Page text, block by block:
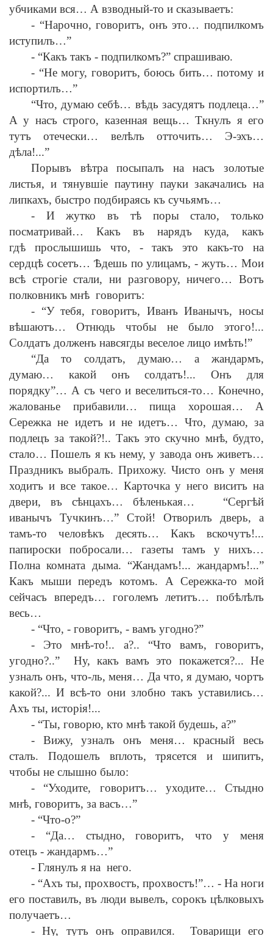
убчиками вся… А взводный-то и сказываетъ:
- “Нарочно, говоритъ, онъ это… подпилкомъ
иступилъ…”
- “Какъ такъ - подпилкомъ?” спрашиваю.
- “Не могу, говоритъ, боюсь бить… потому и
испортилъ…”
“Что, думаю себѣ… вѣдь засудятъ подлеца…”
А у насъ строго, казенная вещь… Ткнулъ я его
тутъ отечески… велѣлъ отточить… Э-эхъ…
дѣла!...”
Порывъ вѣтра посыпалъ на насъ золотые
листья, и тянувшiе паутину пауки закачались на
липкахъ, быстро подбираясь къ сучьямъ…
- И жутко въ тѣпоры стало, только
посматривай… Какъ въ нарядъ куда, какъ
гдѣ прослышишь что, -такъ это какъ-то на
сердцѣ сосетъ… Ѣдешь по улицамъ,- жуть… Мои
всѣ строгiе стали, ни разговору, ничего… Вотъ
полковникъ мнѣ говоритъ:
- “У тебя, говоритъ, Иванъ Иванычъ, носы
вѣшаютъ… Отнюдь чтобы не было этого!...
Солдатъ долженъ навсягды веселое лицо имѣть!”
“Да то солдатъ, думаю… а жандармъ,
думаю… какой онъ солдатъ!... Онъ для
порядку”… А съ чего и веселиться-то… Конечно,
жалованье прибавили… пища хорошая… А
Сережка не идетъ и не идетъ… Что, думаю, за
подлецъ за такой?!.. Такъ это скучно мнѣ, будто,
стало… Пошелъ я къ нему, у завода онъ живетъ…
Праздникъ выбралъ. Прихожу. Чисто онъ у меня
ходитъ и все такое… Карточка у него виситъ на
двери, въ сѣнцахъ… бѣленькая… “Сергѣй
иванычъ Тучкинъ…” Стой! Отворилъ дверь, а
тамъ-то человѣкъ десять… Какъ вскочутъ!...
папироски побросали… газеты тамъ у нихъ…
Полна комната дыма. “Жандамъ!... жандармъ!...”
Какъ мыши передъ котомъ. А Сережка-то мой
сейчасъ впередъ… гоголемъ летитъ… побѣлѣлъ
весь…
- “Что, - говоритъ, - вамъ угодно?”
- Это мнѣ-то!.. а?.. “Что вамъ, говоритъ,
угодно?..” Ну, какъ вамъ это покажется?... Не
узналъ онъ, что-ль, меня… Да что, я думаю, чортъ
какой?... И всѣ-то они злобно такъ уставились…
Ахъ ты, исторiя!...
- “Ты, говорю, кто мнѣ такой будешь, а?”
- Вижу, узналъ онъ меня… красный весь
сталъ. Подошелъ вплоть, трясется и шипитъ,
чтобы не слышно было:
- “Уходите, говоритъ… уходите… Стыдно
мнѣ, говоритъ, за васъ…”
- “Что-о?”
- “Да… стыдно, говоритъ, что у меня
отецъ - жандармъ…”
- Глянулъ я на него.
- “Ахъ ты, прохвостъ, прохвостъ!”… - На ноги
его поставилъ, въ люди вывелъ, сорокъ цѣлковыхъ
получаетъ…
- Ну, тутъ онъ оправился. Товарищи его